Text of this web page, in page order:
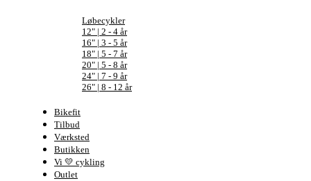
Løbecykler
12" | 2 - 4 år
16" | 3 - 5 år
18" | 5 - 7 år
20" | 5 - 8 år
24" | 7 - 9 år
26" | 8 - 12 år
Bikefit
Tilbud
Værksted
Butikken
Vi 💛 cykling
Outlet